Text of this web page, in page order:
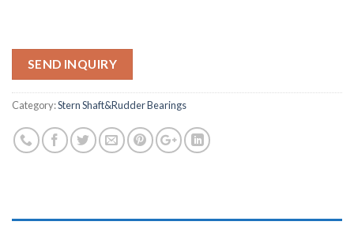
SEND INQUIRY
Category:Stern Shaft&Rudder Bearings